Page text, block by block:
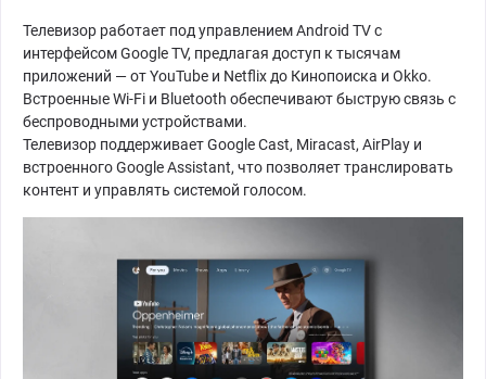
Телевизор работает под управлением Android TV с
интерфейсом Google TV, предлагая доступ к тысячам
приложений — от YouTube и Netflix до Кинопоиска и Okko.
Встроенные Wi-Fi и Bluetooth обеспечивают быструю связь с
беспроводными устройствами.
Телевизор поддерживает Google Cast, Miracast, AirPlay и
встроенного Google Assistant, что позволяет транслировать
контент и управлять системой голосом.